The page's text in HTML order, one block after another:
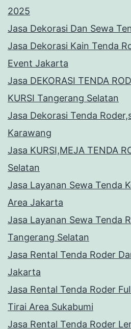
2025
Jasa Dekorasi Dan Sewa
Jasa Dekorasi Kain Tenda
Event Jakarta
Jasa DEKORASI TENDA
KURSI Tangerang Selatan
Jasa Dekorasi Tenda
Karawang
Jasa KURSI,MEJA TENDA
Selatan
Jasa Layanan Sewa Tenda
Area Jakarta
Jasa Layanan Sewa Tenda
Tangerang Selatan
Jasa Rental Tenda Roder
Jakarta
Jasa Rental Tenda Roder
Tirai Area Sukabumi
Jasa Rental Tenda Roder